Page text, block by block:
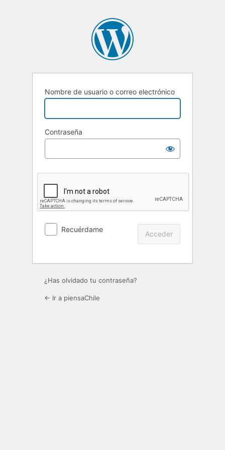
Nombre de usuario o correo electrónico
Contraseña
Recuérdame
¿Has olvidado tu contraseña?
← Ir a piensaChile